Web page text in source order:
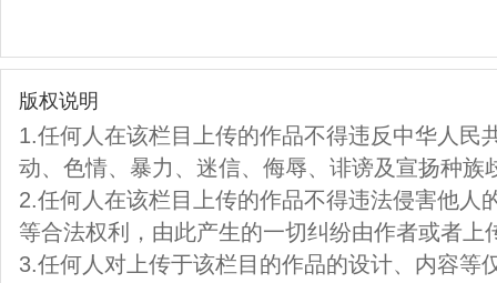
版权说明
1.任何人在该栏目上传的作品不得违反中华人民
动、色情、暴力、迷信、侮辱、诽谤及宣扬种族
2.任何人在该栏目上传的作品不得违法侵害他人
等合法权利，由此产生的一切纠纷由作者或者上
3.任何人对上传于该栏目的作品的设计、内容等